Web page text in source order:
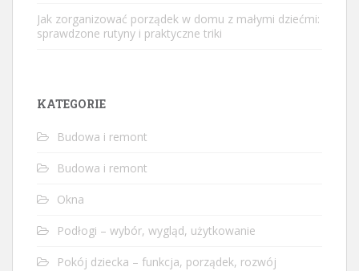
Jak zorganizować porządek w domu z małymi dziećmi:
sprawdzone rutyny i praktyczne triki
KATEGORIE
Budowa i remont
Budowa i remont
Okna
Podłogi – wybór, wygląd, użytkowanie
Pokój dziecka – funkcja, porządek, rozwój